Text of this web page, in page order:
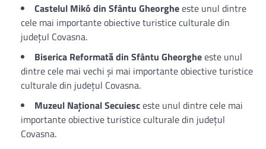
Castelul Mikó din Sfântu Gheorgheeste unul dintre
cele mai importante obiective turistice culturale din
județul Covasna.
Biserica Reformată din Sfântu Gheorgheeste unul
dintre cele mai vechi și mai importante obiective turistice
culturale din județul Covasna.
Muzeul Național Secuiesceste unul dintre cele mai
importante obiective turistice culturale din județul
Covasna.